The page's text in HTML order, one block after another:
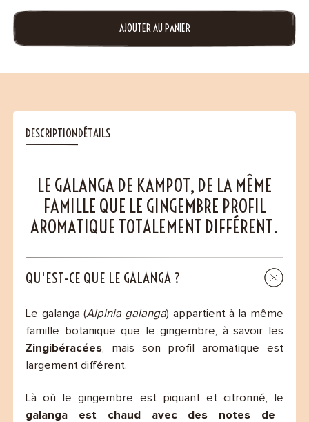
AJOUTER AU PANIER
DESCRIPTIONDÉTAILS
LE GALANGA DE KAMPOT, DE LA MÊME
FAMILLE QUE LE GINGEMBRE PROFIL
AROMATIQUE TOTALEMENT DIFFÉRENT.
QU'EST-CE QUE LE GALANGA ?
Le galanga (Alpinia galanga) appartient à la même
famille botanique que le gingembre, à savoir les
Zingibéracées, mais son profil aromatique est
largement différent.
Là où le gingembre est piquant et citronné, le
galanga est chaud avec des notes de